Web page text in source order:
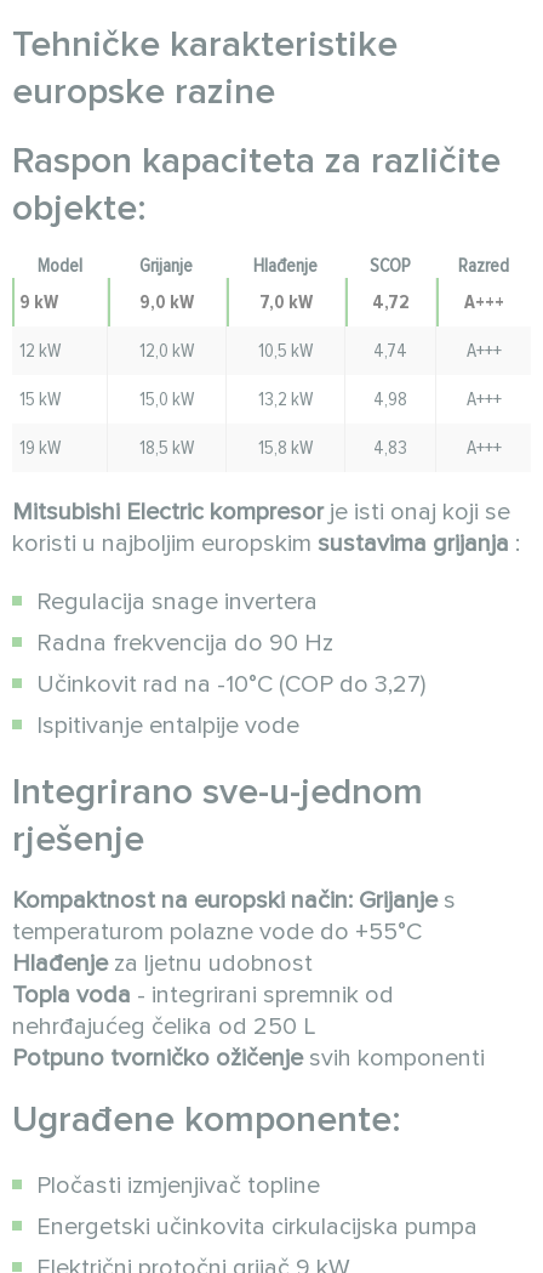
Tehničke karakteristike
europske razine
Raspon kapaciteta za različite
objekte:
Model Grijanje Hlađenje SCOP
Razred
9 kW
9,0 kW 7,0 kW 4,72
A+++
12 kW
12,0 kW 10,5 kW 4,74
A+++
15 kW
15,0 kW 13,2 kW 4,98
A+++
19 kW
18,5 kW 15,8 kW 4,83 A+++
Mitsubishi Electric kompresorje isti onaj koji se
koristi u najboljim europskim sustavima grijanja :
Regulacija snage invertera
Radna frekvencija do 90 Hz
Učinkovit rad na -10°C (COP do 3,27)
Ispitivanje entalpije vode
Integrirano sve-u-jednom
rješenje
Kompaktnost na europski način: Grijanjes
temperaturom polazne vode do +55°C
Hlađenjeza ljetnu udobnost
Topla voda - integrirani spremnik od
nehrđajućeg čelika od 250 L
Potpuno tvorničko ožičenjesvih komponenti
Ugrađene komponente:
Pločasti izmjenjivač topline
Energetski učinkovita cirkulacijska pumpa